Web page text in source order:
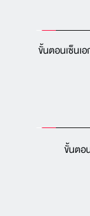
ขั้นตอนเซ็นเ
ขั้นตอ